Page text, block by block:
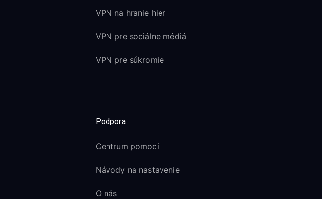
VPN na hranie hier
VPN pre sociálne médiá
VPN pre súkromie
Podpora
Centrum pomoci
Návody na nastavenie
O nás